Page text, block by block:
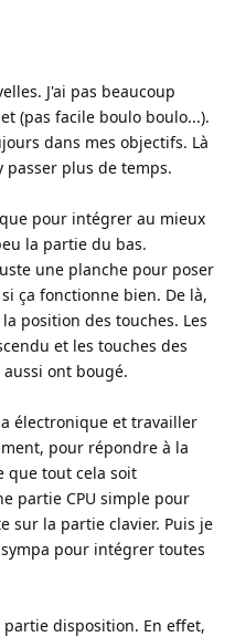
J'ai pas beaucoup
(pas facile boulo boulo...).
dans mes objectifs. Là
passer plus de temps.
pour intégrer au mieux
la partie du bas.
une planche pour poser
ça fonctionne bien. De là,
position des touches. Les
et les touches des
ont bougé.
électronique et travailler
pour répondre à la
que tout cela soit
partie CPU simple pour
sur la partie clavier. Puis je
pour intégrer toutes
disposition. En effet,